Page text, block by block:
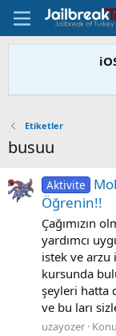
Etiketler
busuu
Aktivite
Öğrenin!!
Çağımızın
yardımcı
istek ve
kursunda
şeyleri hatta
ve bu ları
uzayozer Konu